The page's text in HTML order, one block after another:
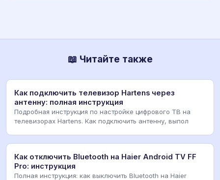
📖 Читайте также
Как подключить телевизор Hartens через
антенну: полная инструкция
Подробная инструкция по настройке цифрового ТВ на
телевизорах Hartens. Как подключить антенну, выпол
Как отключить Bluetooth на Haier Android TV FF
Pro: инструкция
Полная инструкция: как выключить Bluetooth на Haier